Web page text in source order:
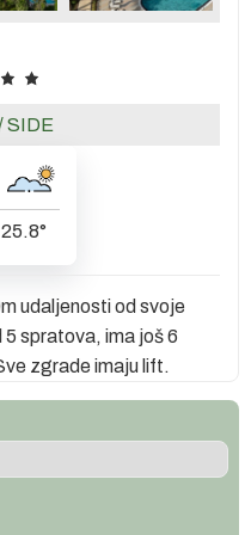
SIDE
25.8°
udaljenosti od svoje
spratova, ima još 6
zgrade imaju lift.